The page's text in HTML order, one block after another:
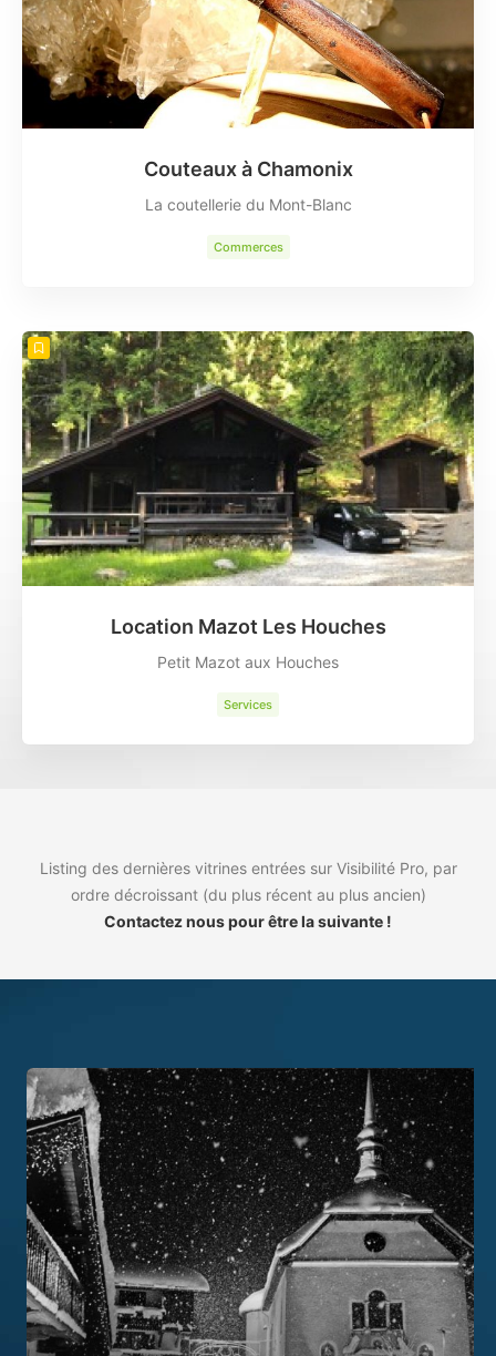
Couteaux à Chamonix
La coutellerie du Mont-Blanc
Commerces
Location Mazot Les Houches
Petit Mazot aux Houches
Services
Listing des dernières vitrines entrées sur Visibilité Pro, par
ordre décroissant (du plus récent au plus ancien)
Contactez nous pour être la suivante !